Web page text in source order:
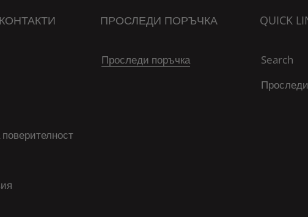
ПРОСЛЕДИ ПОРЪЧКА
Проследи поръчка
QUICK
Search